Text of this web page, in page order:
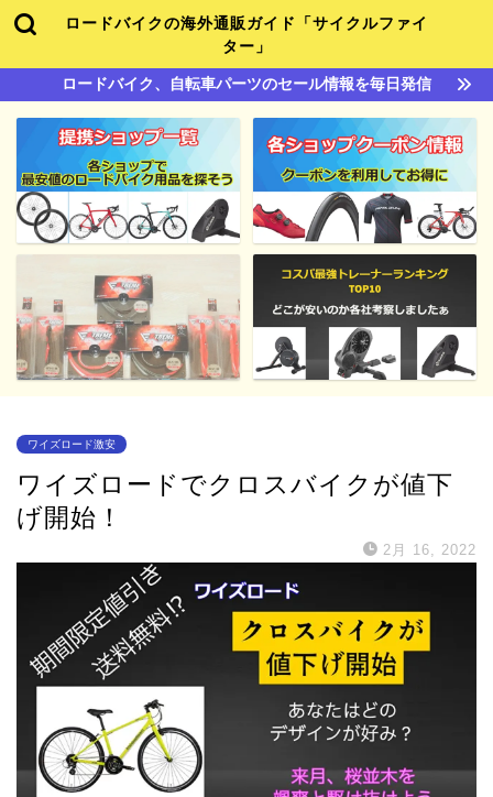
ロードバイクの海外通販ガイド「サイクルファイ
ター」
ロードバイク、自転車パーツのセール情報を毎日発信
ワイズロード激安
ワイズロードでクロスバイクが値下
げ開始！
2月 16, 2022